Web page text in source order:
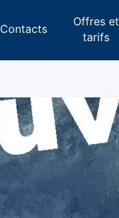
Contacts
Offres et
tarifs